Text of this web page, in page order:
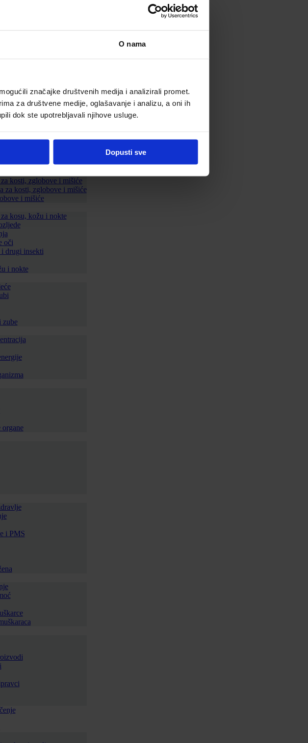
O nama
značajke društvenih medija i analizirali promet.
za društvene medije, oglašavanje i analizu, a oni ih
dok ste upotrebljavali njihove usluge.
Dopusti sve
kosti, zglobove i mišiće
za kosti, zglobove i mišiće
i mišiće
kosu, kožu i nokte
oči
drugi insekti
i nokte
zube
organe
i PMS